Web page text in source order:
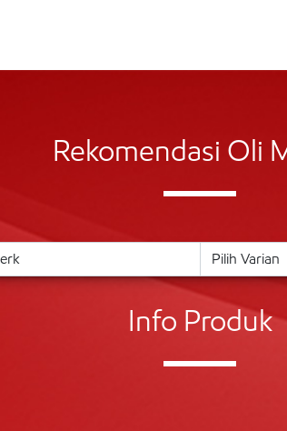
Rekomendasi Oli
Info Produk